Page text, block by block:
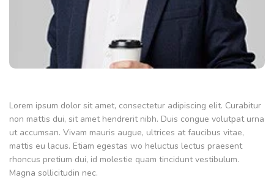
Lorem ipsum dolor sit amet, consectetur adipiscing elit. Curabitur
non mattis dui, sit amet hendrerit nibh. Duis congue volutpat urna
ut accumsan. Vivam mauris augue, ultrices at faucibus vitae,
mattis eu lacus. Etiam egestas wo heluctus lectus praesent
rhoncus pretium dui, id molestie quam tincidunt vestibulum.
Magna sollicitudin nec.